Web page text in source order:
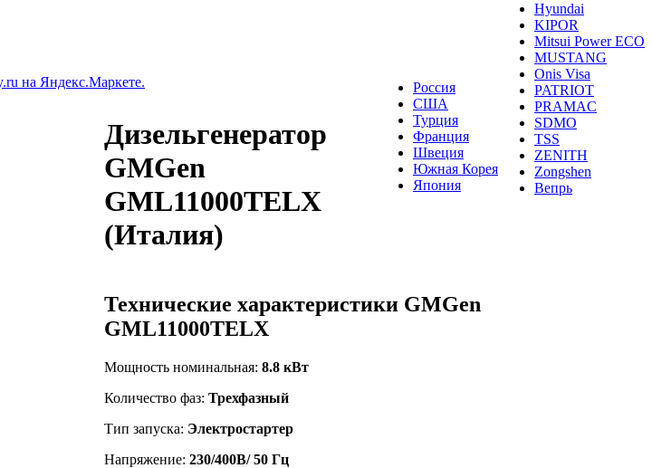
Hyundai
KIPOR
Mitsui Power ECO
MUSTANG
Onis Visa
PATRIOT
PRAMAC
SDMO
TSS
ZENITH
Zongshen
Вепрь
Россия
США
Турция
Франция
Швеция
Южная Корея
Япония
Дизельгенератор
GMGen
GML11000TELX
(Италия)
Технические характеристики GMGen
GML11000TELX
Мощность номинальная: 8.8 кВт
Количество фаз: Трехфазный
Тип запуска: Электростартер
Напряжение: 230/400В/ 50 Гц